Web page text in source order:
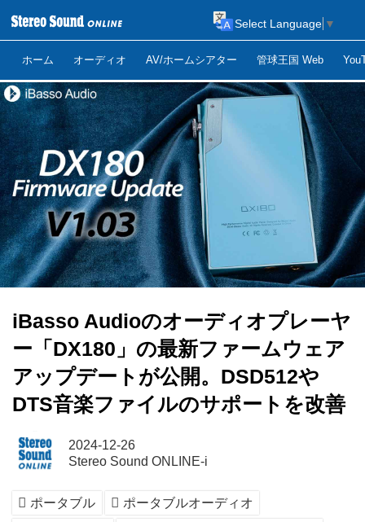
ホーム オーディオ AV/ホームシアター 管球王国 Web
Select Language ▼
iBasso Audioのオーディオプレーヤ
ー「DX180」の最新ファームウェア
アップデートが公開。DSD512や
DTS音楽ファイルのサポートを改善
2024-12-26
Stereo Sound ONLINE-i
ポータブル
ポータブルオーディオ